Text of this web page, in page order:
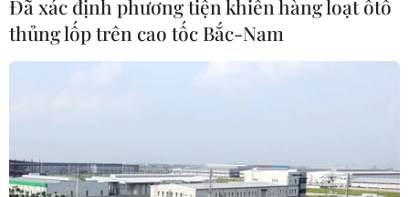
Đã xác định phương tiện khiến hàng loạt ôtô
thủng lốp trên cao tốc Bắc-Nam